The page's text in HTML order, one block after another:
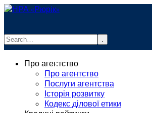
.
info@rurik.com.ua
Про агентство
Про агентство
Послуги агентства
Історія розвитку
Кодекс ділової етики